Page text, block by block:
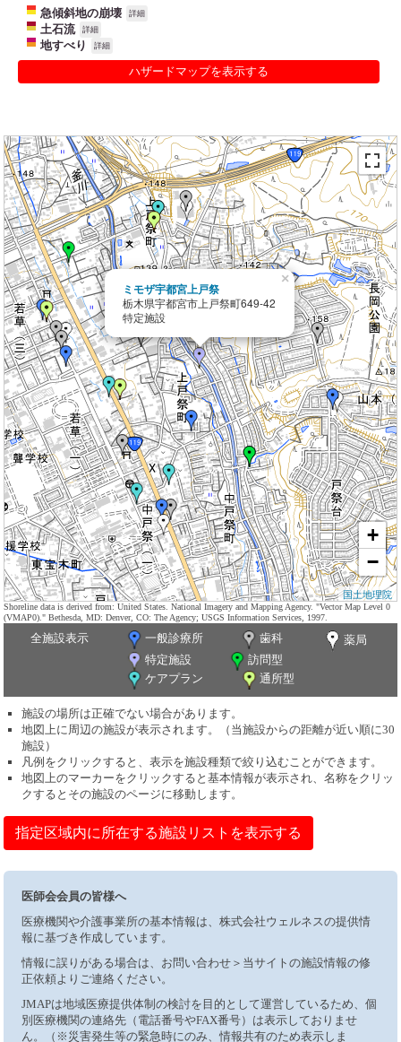
急傾斜地の崩壊
詳細
土石流 詳細
地すべり 詳細
ハザードマップを表示する
ミモザ宇都宮上戸祭
栃木県宇都宮市上戸祭町649-42
特定施設
×
+
−
国土地理院
Shoreline data is derived from: United States. National Imagery and Mapping Agency. "Vector Map Level 0
(VMAP0)." Bethesda, MD: Denver, CO: The Agency; USGS Information Services, 1997.
全施設表示 一般診療所 歯科
薬局
特定施設
訪問型
ケアプラン
通所型
施設の場所は正確でない場合があります。
地図上に周辺の施設が表示されます。（当施設からの距離が近い順に30
施設）
凡例をクリックすると、表示を施設種類で絞り込むことができます。
地図上のマーカーをクリックすると基本情報が表示され、名称をクリッ
クするとその施設のページに移動します。
指定区域内に所在する施設リストを表示する
医師会会員の皆様へ
医療機関や介護事業所の基本情報は、株式会社ウェルネスの提供情
報に基づき作成しています。
情報に誤りがある場合は、お問い合わせ＞当サイトの施設情報の修
正依頼よりご連絡ください。
JMAPは地域医療提供体制の検討を目的として運営しているため、個
別医療機関の連絡先（電話番号やFAX番号）は表示しておりませ
ん。（※災害発生等の緊急時にのみ、情報共有のため表示しま